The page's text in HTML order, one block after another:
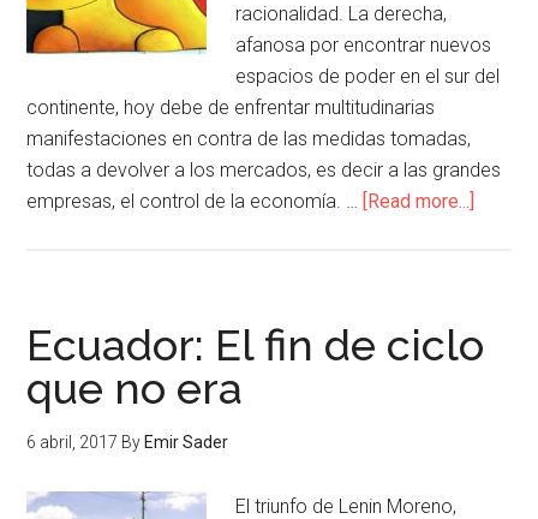
racionalidad. La derecha,
afanosa por encontrar nuevos
espacios de poder en el sur del
continente, hoy debe de enfrentar multitudinarias
manifestaciones en contra de las medidas tomadas,
todas a devolver a los mercados, es decir a las grandes
empresas, el control de la economía. … [Read more...]
Ecuador: El fin de ciclo
que no era
6 abril, 2017 By Emir Sader
El triunfo de Lenin Moreno,